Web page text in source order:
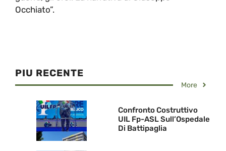
Occhiato”.
PIU RECENTE
More
Confronto Costruttivo
UIL Fp-ASL Sull’Ospedale
Di Battipaglia